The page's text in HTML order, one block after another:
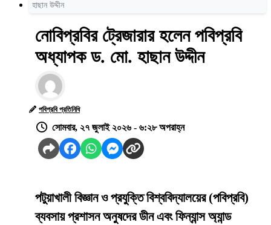
হাছান উদ্দীন
নোবিপ্রবির ট্রেজারার হলেন পবিপ্রবি
অধ্যাপক ড. মো. হাছান উদ্দীন
পবিপ্রবি প্রতিনিধি
সোমবার, ২৭ জুলাই ২০২৬ - ৬:২৮ অপরাহ্ন
পটুয়াখালী বিজ্ঞান ও প্রযুক্তি বিশ্ববিদ্যালয়ের (পবিপ্রবি)
ব্যবসায় প্রশাসন অনুষদের ডীন এবং ফিন্যান্স অ্যান্ড